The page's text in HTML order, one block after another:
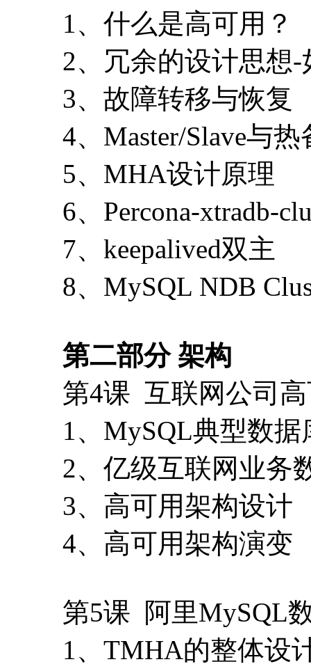
1、什么是高可用？
2、冗余的设计思想
3、故障转移与恢复
4、Master/Slave与热
5、MHA设计原理
6、Percona-xtradb-
7、keepalived双主
8、MySQL NDB
第二部分 架构
第4课 互联网公司
1、MySQL典型数
2、亿级互联网业务
3、高可用架构设计
4、高可用架构演变
第5课 阿里MySQL
1、TMHA的整体设